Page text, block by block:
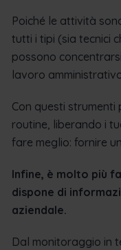
Poiché le attività
tutti i tipi (sia tecnici
possono
lavoro
Con questi
routine, liberando i
fare meglio: fornire
Infine, è molto più
dispone di
aziendale.
Dal monitoraggio in